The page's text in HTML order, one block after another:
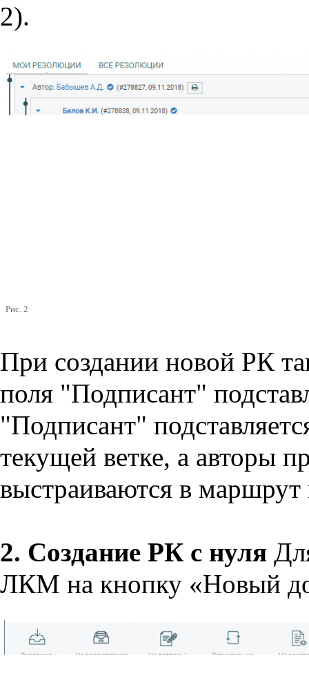
2).
Рис. 2
При создании новой РК
поля "Подписант"
"Подписант"
текущей ветке, а авторы
выстраиваются в маршрут
2. Создание РК с нуля
ЛКМ на кнопку «Новый